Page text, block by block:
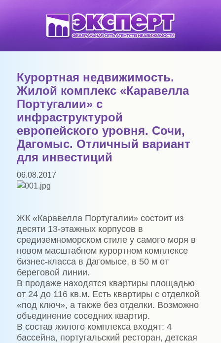
Курортная недвижимость.
Жилой комплекс «Каравелла
Португалии» с
инфраструктурой
европейского уровня. Сочи,
Дагомыс. Отличный вариант
для инвестиций
06.08.2017
ЖК «Каравелла Португалии» состоит из
десяти 13-этажных корпусов в
средиземноморском стиле у самого моря в
новом масштабном курортном комплексе
бизнес-класса в Дагомысе, в 50 м от
береговой линии.
В продаже находятся квартиры площадью
от 24 до 116 кв.м. Есть квартиры с отделкой
«под ключ», а также без отделки. Возможно
объединение соседних квартир.
В состав жилого комплекса входят: 4
бассейна, португальский ресторан, детская